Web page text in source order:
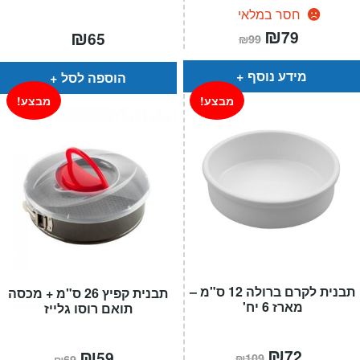
₪65
הוספה לסל
חסר במלאי
₪99 המחיר
המקורי
היה:
₪99.
₪79
הוא:
מידע נוסף
תבנית קפיץ 26 ס"מ + מכסה
תואם רוסו גלייז
מבצע!
המחיר
תבנית לקרם ברולה 12 ס"מ –
מארז 6 יח'
מבצע!
המחיר